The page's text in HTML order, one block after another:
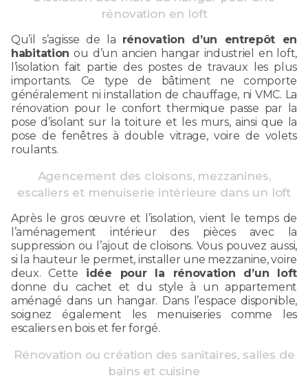
rénovation en loft
Qu’il s’agisse de la rénovation d’un entrepôt en
habitation ou d’un ancien hangar industriel en loft,
l’isolation fait partie des postes de travaux les plus
importants. Ce type de bâtiment ne comporte
généralement ni installation de chauffage, ni VMC. La
rénovation pour le confort thermique passe par la
pose d’isolant sur la toiture et les murs, ainsi que la
pose de fenêtres à double vitrage, voire de volets
roulants.
Agencement des cloisons, mezzanines,
escaliers et menuiserie intérieure dans un loft
Après le gros œuvre et l’isolation, vient le temps de
l’aménagement intérieur des pièces avec la
suppression ou l’ajout de cloisons. Vous pouvez aussi,
si la hauteur le permet, installer une mezzanine, voire
deux. Cette idée pour la rénovation d’un loft
donne du cachet et du style à un appartement
aménagé dans un hangar. Dans l’espace disponible,
soignez également les menuiseries comme les
escaliers en bois et fer forgé.
Rénovation ou création des sanitaires, salles de
bains et cuisine